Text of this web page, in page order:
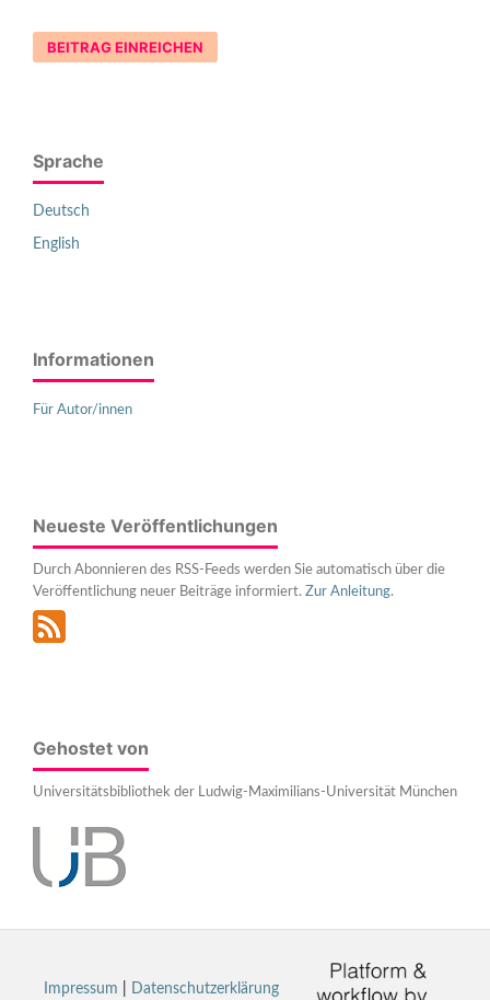
BEITRAG EINREICHEN
Sprache
Deutsch
English
Informationen
Für Autor/innen
Neueste Veröffentlichungen
Durch Abonnieren des RSS-Feeds werden Sie automatisch über die
Veröffentlichung neuer Beiträge informiert. Zur Anleitung.
Gehostet von
Universitätsbibliothek der Ludwig-Maximilians-Universität München
Impressum Datenschutzerklärung